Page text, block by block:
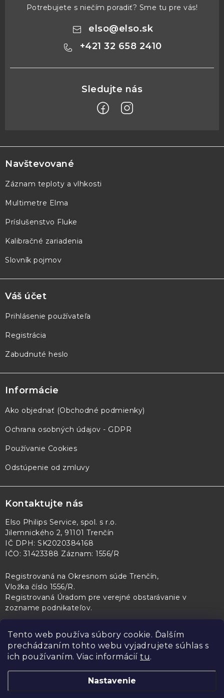
Tento web používa súbory cookie. Ďalším
prechádzaním tohto webu vyjadrujete súhlas s
ich používaním. Viac informácií tu.
Nastavenie
Potrebujete s niečím poradiť? Sme tu pre vás!
elso@elso.sk
+421 32 658 2410
á
p
ä
e
Navštevované
Záznam teploty a vlhkosti
Multimetre Elma
Príslušenstvo Fluke
Kalibračné zariadenia
Slovník pojmov
Váš účet
Prihlásenie používateľa
Registrácia
Zabudnuté heslo
Informácie
Ako objednať (Obchodné podmienky)
Ochrana osobných údajov - GDPR
Používanie Cookies
Odstúpenie od zmluvy
Kontaktujte nás
Elso Philips Service, spol. s r.o.
Jilemnického 2, 91101 Trenčín
IČ DPH: SK2020384168
IČO: 31423388 Záznam: 1556/R
Registrovaná na Okresnom súde Trenčín,
Vložka číslo 1556/R.
Registrovaná Úradom pre verejné obstarávanie v
zozname podnikateľov.
PL Servis Kontroltech Technický skúšobný ústav Piešťany